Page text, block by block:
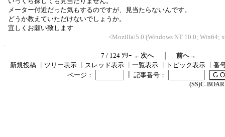
メーター付近だった気もするのですが、見当たらないんです。
どうか教えていただけないでしょうか。
宜しくお願い致します
<Mozilla/5.0 (Windows NT 10.0; Win64;
7 / 124 ﾂﾘｰ ←次へ｜ 前へ→
新規投稿
ツリー表示 スレッド表示 一覧表示 トピック表示
番
ページ：
記事番号：
(SS)C-